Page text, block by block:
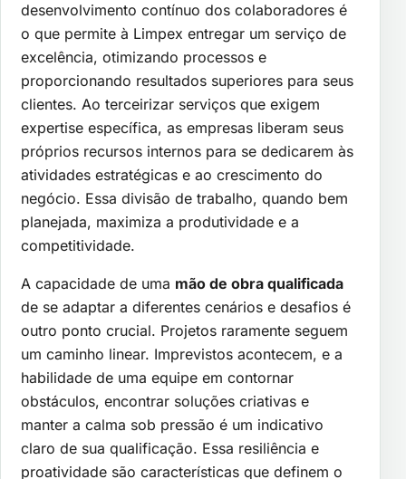
desenvolvimento contínuo dos colaboradores é
o que permite à Limpex entregar um serviço de
excelência, otimizando processos e
proporcionando resultados superiores para seus
clientes. Ao terceirizar serviços que exigem
expertise específica, as empresas liberam seus
próprios recursos internos para se dedicarem às
atividades estratégicas e ao crescimento do
negócio. Essa divisão de trabalho, quando bem
planejada, maximiza a produtividade e a
competitividade.
A capacidade de uma mão de obra qualificada
de se adaptar a diferentes cenários e desafios é
outro ponto crucial. Projetos raramente seguem
um caminho linear. Imprevistos acontecem, e a
habilidade de uma equipe em contornar
obstáculos, encontrar soluções criativas e
manter a calma sob pressão é um indicativo
claro de sua qualificação. Essa resiliência e
proatividade são características que definem o